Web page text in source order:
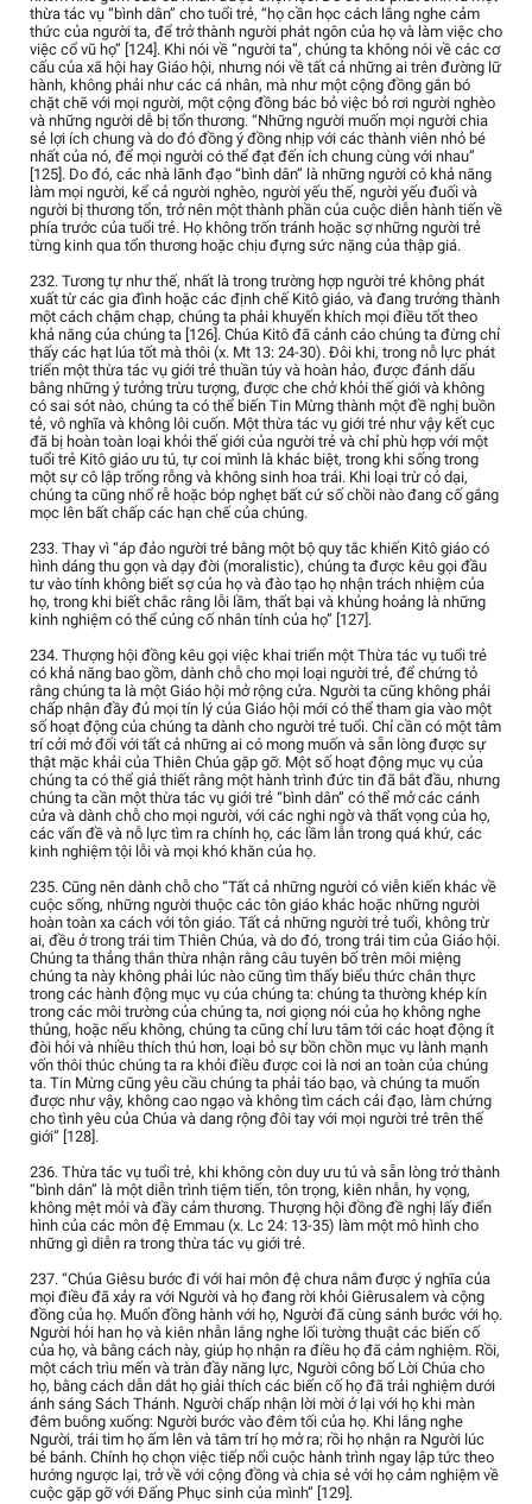
thừa tác vụ “bình dân” cho tuổi trẻ, “họ cần học cách lắng nghe cảm
thức của người ta, để trở thành người phát ngôn của họ và làm việc cho
việc cổ vũ họ” [124]. Khi nói về “người ta”, chúng ta không nói về các cơ
cấu của xã hội hay Giáo hội, nhưng nói về tất cả những ai trên đường lữ
hành, không phải như các cá nhân, mà như một cộng đồng gắn bó
chặt chẽ với mọi người, một cộng đồng bác bỏ việc bỏ rơi người nghèo
và những người dễ bị tổn thương. “Những người muốn mọi người chia
sẻ lợi ích chung và do đó đồng ý đồng nhịp với các thành viên nhỏ bé
nhất của nó, để mọi người có thể đạt đến ích chung cùng với nhau”
[125]. Do đó, các nhà lãnh đạo “bình dân” là những người có khả năng
làm mọi người, kể cả người nghèo, người yếu thế, người yếu đuối và
người bị thương tổn, trở nên một thành phần của cuộc diễn hành tiến về
phía trước của tuổi trẻ. Họ không trốn tránh hoặc sợ những người trẻ
từng kinh qua tổn thương hoặc chịu đựng sức nặng của thập giá.
232. Tương tự như thế, nhất là trong trường hợp người trẻ không phát
xuất từ các gia đình hoặc các định chế Kitô giáo, và đang trưởng thành
một cách chậm chạp, chúng ta phải khuyến khích mọi điều tốt theo
khả năng của chúng ta [126]. Chúa Kitô đã cảnh cáo chúng ta đừng chỉ
thấy các hạt lúa tốt mà thôi (x. Mt 13: 24-30). Đôi khi, trong nỗ lực phát
triển một thừa tác vụ giới trẻ thuần túy và hoàn hảo, được đánh dấu
bằng những ý tưởng trừu tượng, được che chở khỏi thế giới và không
có sai sót nào, chúng ta có thể biến Tin Mừng thành một đề nghị buồn
tẻ, vô nghĩa và không lôi cuốn. Một thừa tác vụ giới trẻ như vậy kết cục
đã bị hoàn toàn loại khỏi thế giới của người trẻ và chỉ phù hợp với một
tuổi trẻ Kitô giáo ưu tú, tự coi mình là khác biệt, trong khi sống trong
một sự cô lập trống rỗng và không sinh hoa trái. Khi loại trừ cỏ dại,
chúng ta cũng nhổ rễ hoặc bóp nghẹt bất cứ số chồi nào đang cố gắng
mọc lên bất chấp các hạn chế của chúng.
233. Thay vì “áp đảo người trẻ bằng một bộ quy tắc khiến Kitô giáo có
hình dáng thu gọn và dạy đời (moralistic), chúng ta được kêu gọi đầu
tư vào tính không biết sợ của họ và đào tạo họ nhận trách nhiệm của
họ, trong khi biết chắc rằng lỗi lầm, thất bại và khủng hoảng là những
kinh nghiệm có thể củng cố nhân tính của họ” [127].
234. Thượng hội đồng kêu gọi việc khai triển một Thừa tác vụ tuổi trẻ
có khả năng bao gồm, dành chỗ cho mọi loại người trẻ, để chứng tỏ
rằng chúng ta là một Giáo hội mở rộng cửa. Người ta cũng không phải
chấp nhận đầy đủ mọi tín lý của Giáo hội mới có thể tham gia vào một
số hoạt động của chúng ta dành cho người trẻ tuổi. Chỉ cần có một tâm
trí cởi mở đối với tất cả những ai có mong muốn và sẵn lòng được sự
thật mặc khải của Thiên Chúa gặp gỡ. Một số hoạt động mục vụ của
chúng ta có thể giả thiết rằng một hành trình đức tin đã bắt đầu, nhưng
chúng ta cần một thừa tác vụ giới trẻ “bình dân” có thể mở các cánh
cửa và dành chỗ cho mọi người, với các nghi ngờ và thất vọng của họ,
các vấn đề và nỗ lực tìm ra chính họ, các lầm lẫn trong quá khứ, các
kinh nghiệm tội lỗi và mọi khó khăn của họ.
235. Cũng nên dành chỗ cho “Tất cả những người có viễn kiến khác về
cuộc sống, những người thuộc các tôn giáo khác hoặc những người
hoàn toàn xa cách với tôn giáo. Tất cả những người trẻ tuổi, không trừ
ai, đều ở trong trái tim Thiên Chúa, và do đó, trong trái tim của Giáo hội.
Chúng ta thẳng thắn thừa nhận rằng câu tuyên bố trên môi miệng
chúng ta này không phải lúc nào cũng tìm thấy biểu thức chân thực
trong các hành động mục vụ của chúng ta: chúng ta thường khép kín
trong các môi trường của chúng ta, nơi giọng nói của họ không nghe
thủng, hoặc nếu không, chúng ta cũng chỉ lưu tâm tới các hoạt động ít
đòi hỏi và nhiều thích thú hơn, loại bỏ sự bồn chồn mục vụ lành mạnh
vốn thôi thúc chúng ta ra khỏi điều được coi là nơi an toàn của chúng
ta. Tin Mừng cũng yêu cầu chúng ta phải táo bạo, và chúng ta muốn
được như vậy, không cao ngạo và không tìm cách cải đạo, làm chứng
cho tình yêu của Chúa và dang rộng đôi tay với mọi người trẻ trên thế
giới” [128].
236. Thừa tác vụ tuổi trẻ, khi không còn duy ưu tú và sẵn lòng trở thành
“bình dân” là một diễn trình tiệm tiến, tôn trọng, kiên nhẫn, hy vọng,
không mệt mỏi và đầy cảm thương. Thượng hội đồng đề nghị lấy điển
hình của các môn đệ Emmau (x. Lc 24: 13-35) làm một mô hình cho
những gì diễn ra trong thừa tác vụ giới trẻ.
237. “Chúa Giêsu bước đi với hai môn đệ chưa nắm được ý nghĩa của
mọi điều đã xảy ra với Người và họ đang rời khỏi Giêrusalem và cộng
đồng của họ. Muốn đồng hành với họ, Người đã cùng sánh bước với họ.
Người hỏi han họ và kiên nhẫn lắng nghe lối tường thuật các biến cố
của họ, và bằng cách này, giúp họ nhận ra điều họ đã cảm nghiệm. Rồi,
một cách trìu mến và tràn đầy năng lực, Người công bố Lời Chúa cho
họ, bằng cách dẫn dắt họ giải thích các biến cố họ đã trải nghiệm dưới
ánh sáng Sách Thánh. Người chấp nhận lời mời ở lại với họ khi màn
đêm buông xuống: Người bước vào đêm tối của họ. Khi lắng nghe
Người, trái tim họ ấm lên và tâm trí họ mở ra; rồi họ nhận ra Người lúc
bẻ bánh. Chính họ chọn việc tiếp nối cuộc hành trình ngay lập tức theo
hướng ngược lại, trở về với cộng đồng và chia sẻ với họ cảm nghiệm về
cuộc gặp gỡ với Đấng Phục sinh của mình” [129].